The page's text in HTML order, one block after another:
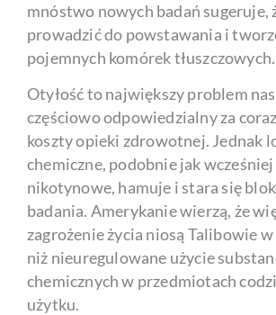
mnóstwo nowych badań sugeruje,
prowadzić do powstawania i
pojemnych komórek tłuszczowych.
Otyłość to największy problem
częściowo odpowiedzialny za
koszty opieki zdrowotnej. Jednak
chemiczne, podobnie jak
nikotynowe, hamuje i stara się
badania. Amerykanie wierzą, że
zagrożenie życia niosą Talibowie
niż nieuregulowane użycie
chemicznych w przedmiotach
użytku.